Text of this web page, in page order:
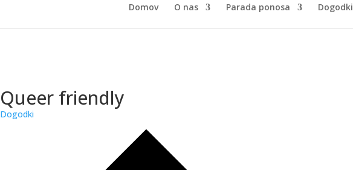
Domov O nas Parada ponosa Dogodki
Queer friendly
Dogodki